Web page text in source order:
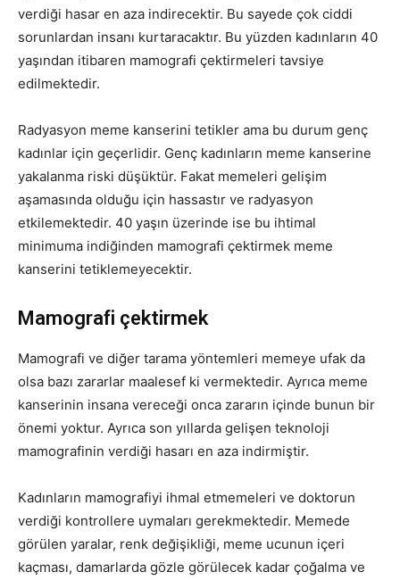
verdiği hasar en aza indirecektir. Bu sayede çok ciddi
sorunlardan insanı kurtaracaktır. Bu yüzden kadınların 40
yaşından itibaren mamografi çektirmeleri tavsiye
edilmektedir.
Radyasyon meme kanserini tetikler ama bu durum genç
kadınlar için geçerlidir. Genç kadınların meme kanserine
yakalanma riski düşüktür. Fakat memeleri gelişim
aşamasında olduğu için hassastır ve radyasyon
etkilemektedir. 40 yaşın üzerinde ise bu ihtimal
minimuma indiğinden mamografi çektirmek meme
kanserini tetiklemeyecektir.
Mamografi çektirmek
Mamografi ve diğer tarama yöntemleri memeye ufak da
olsa bazı zararlar maalesef ki vermektedir. Ayrıca meme
kanserinin insana vereceği onca zararın içinde bunun bir
önemi yoktur. Ayrıca son yıllarda gelişen teknoloji
mamografinin verdiği hasarı en aza indirmiştir.
Kadınların mamografiyi ihmal etmemeleri ve doktorun
verdiği kontrollere uymaları gerekmektedir. Memede
görülen yaralar, renk değişikliği, meme ucunun içeri
kaçması, damarlarda gözle görülecek kadar çoğalma ve